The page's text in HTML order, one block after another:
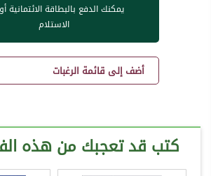
يمكنك الدفع بالبطاقة الائتمانية
الاستلام
أضف إلى قائمة الرغبات
كتب قد تعجبك من هذه